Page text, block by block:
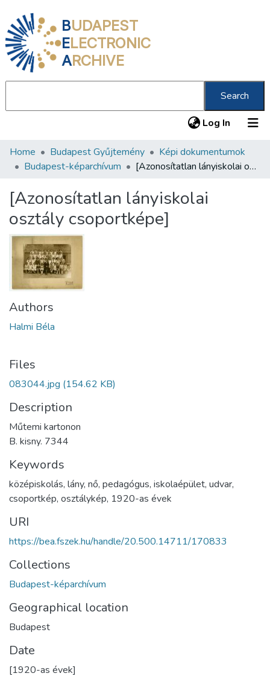
BUDAPEST
ELECTRONIC
ARCHIVE
Search
Log In (current)
Communities & Collections
Statistics
About us
Home Budapest Gyűjtemény
Képi dokumentumok
Budapest-képarchívum
[Azonosítatlan lányiskolai osztály csoportképe]
[Azonosítatlan lányiskolai
osztály csoportképe]
Authors
Halmi Béla
Files
083044.jpg (154.62 KB)
Description
Műtemi kartonon
B. kisny. 7344
Keywords
középiskolás, lány, nő, pedagógus, iskolaépület, udvar,
csoportkép, osztálykép, 1920-as évek
URI
https://bea.fszek.hu/handle/20.500.14711/170833
Collections
Budapest-képarchívum
Geographical location
Budapest
Date
[1920-as évek]